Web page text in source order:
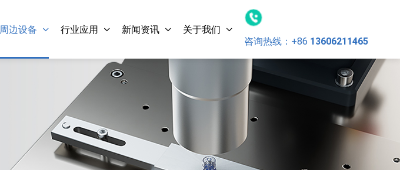
周边设备 行业应用 新闻资讯
关于我们
咨询热线： +86 13606211465